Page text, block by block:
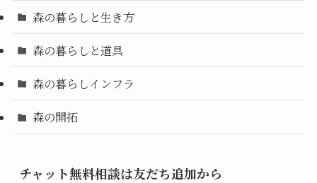
森の暮らしと生き方
森の暮らしと道具
森の暮らしインフラ
森の開拓
チャット無料相談は友だち追加から